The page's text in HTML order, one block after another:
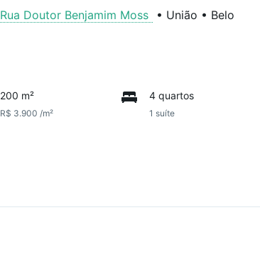
Rua Doutor Benjamim Moss • União • Belo
200 m²
R$ 3.900 /m²
4 quartos
1 suíte